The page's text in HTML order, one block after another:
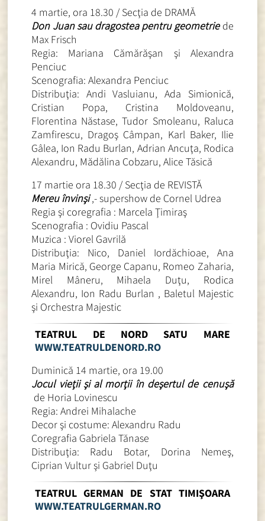
4 martie, ora 18.30 / Secţia de DRAMĂ
Don Juan sau dragostea pentru geometriede
Max Frisch
Regia: Mariana Cămărăşan şi Alexandra
Penciuc
Scenografia: Alexandra Penciuc
Distribuţia: Andi Vasluianu, Ada Simionică,
Cristian Popa, Cristina Moldoveanu,
Florentina Năstase, Tudor Smoleanu, Raluca
Zamfirescu, Dragoş Câmpan, Karl Baker, Ilie
Gâlea, Ion Radu Burlan, Adrian Ancuţa, Rodica
Alexandru, Mădălina Cobzaru, Alice Tăsică
17 martie ora 18.30 / Secţia de REVISTĂ
Mereu învinşi,- supershow de Cornel Udrea
Regia şi coregrafia : Marcela Ţimiraş
Scenografia : Ovidiu Pascal
Muzica : Viorel Gavrilă
Distribuţia: Nico, Daniel Iordăchioae, Ana
Maria Mirică, George Capanu, Romeo Zaharia,
Mirel Mâneru, Mihaela Duţu, Rodica
Alexandru, Ion Radu Burlan , Baletul Majestic
şi Orchestra Majestic
TEATRUL DE NORD SATU MARE
WWW.TEATRULDENORD.RO
Duminică 14 martie, ora 19.00
Jocul vieţii şi al morţii în deşertul de cenuşă
de Horia Lovinescu
Regia: Andrei Mihalache
Decor şi costume: Alexandru Radu
Coregrafia Gabriela Tănase
Distribuţia: Radu Botar, Dorina Nemeş,
Ciprian Vultur şi Gabriel Duţu
TEATRUL GERMAN DE STAT TIMIŞOARA
WWW.TEATRULGERMAN.RO